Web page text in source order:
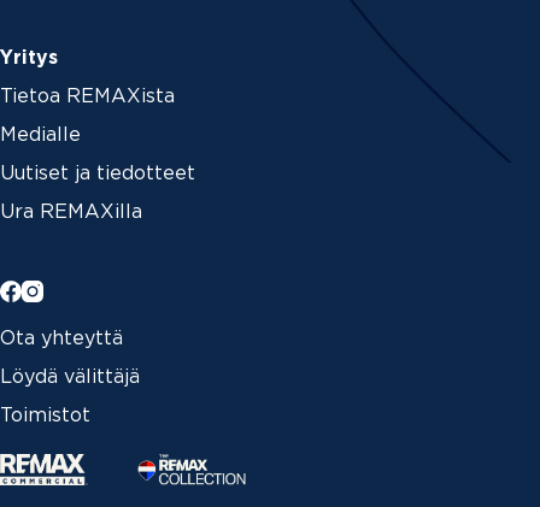
Yritys
Tietoa REMAXista
Medialle
Uutiset ja tiedotteet
Ura REMAXilla
Ota yhteyttä
Löydä välittäjä
Toimistot